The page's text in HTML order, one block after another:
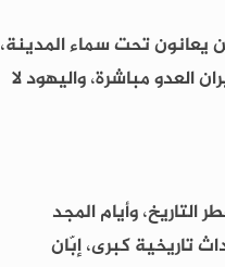
يعانون تحت سماء المدينة،
العدو مباشرة، واليهود لا
وأيام المجد
تاريخية كبرى، إبّان